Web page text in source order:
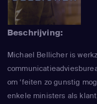
Beschrijving:
Michael Bellicher is
om ‘feiten zo gunstig
enkele ministers als